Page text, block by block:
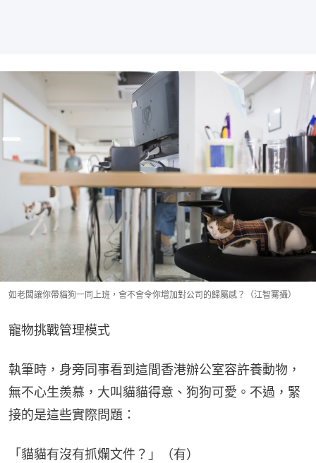
如老闆讓你帶貓狗一同上班，會不會令你增加對公司的歸屬感？（江智騫攝）
寵物挑戰管理模式
執筆時，身旁同事看到這間香港辦公室容許養動物，
無不心生羨慕，大叫貓貓得意、狗狗可愛。不過，緊
接的是這些實際問題：
「貓貓有沒有抓爛文件？」（有）